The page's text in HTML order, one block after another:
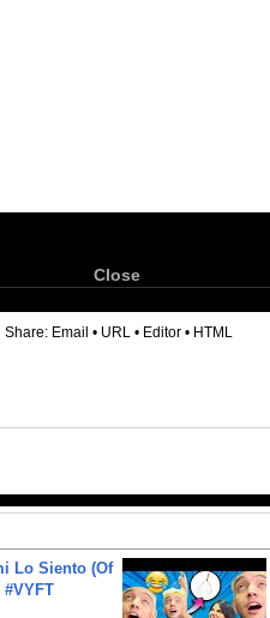
Close
Share: Email • URL • Editor • HTML
Lo Siento (Of